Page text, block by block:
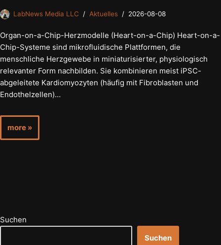
LabNews Media LLC Aktuelles 2026-08-08
Organ-on-a-Chip-Herzmodelle (Heart-on-a-Chip) Heart-on-a-
Chip-Systeme sind mikrofluidische Plattformen, die
menschliche Herzgewebe in miniaturisierter, physiologisch
relevanter Form nachbilden. Sie kombinieren meist iPSC-
abgeleitete Kardiomyozyten (häufig mit Fibroblasten und
Endothelzellen)…
more »
Suchen
Suchen